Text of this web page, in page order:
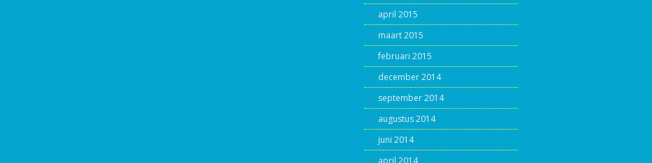
april 2015
maart 2015
februari 2015
december 2014
september 2014
augustus 2014
juni 2014
april 2014